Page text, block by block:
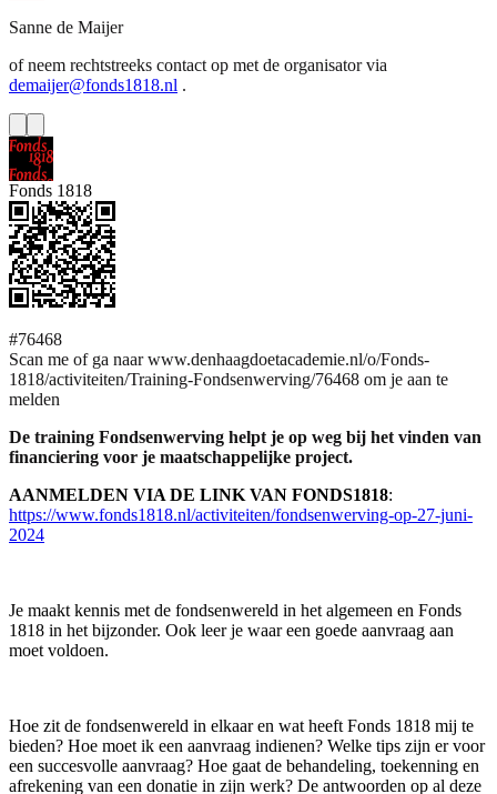
Sanne de Maijer
of neem rechtstreeks contact op met de organisator via
demaijer@fonds1818.nl .
Fonds 1818
#76468
Scan me of ga naar www.denhaagdoetacademie.nl/o/Fonds-
1818/activiteiten/Training-Fondsenwerving/76468 om je aan te
melden
De training Fondsenwerving helpt je op weg bij het vinden van
financiering voor je maatschappelijke project.
AANMELDEN VIA DE LINK VAN FONDS1818:
https://www.fonds1818.nl/activiteiten/fondsenwerving-op-27-juni-
2024
Je maakt kennis met de fondsenwereld in het algemeen en Fonds
1818 in het bijzonder. Ook leer je waar een goede aanvraag aan
moet voldoen.
Hoe zit de fondsenwereld in elkaar en wat heeft Fonds 1818 mij te
bieden? Hoe moet ik een aanvraag indienen? Welke tips zijn er voor
een succesvolle aanvraag? Hoe gaat de behandeling, toekenning en
afrekening van een donatie in zijn werk? De antwoorden op al deze